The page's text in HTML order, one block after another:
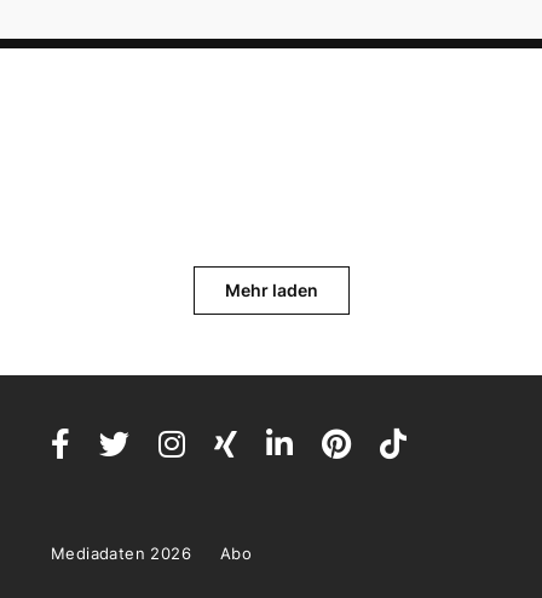
Mehr laden
Mediadaten 2026 Abo